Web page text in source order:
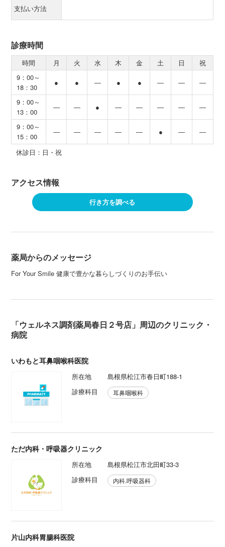
支払い方法
診療時間
時間 月 火 水 木 金 土 日
祝
9：00～
18：30
● ● ― ● ● ― ― ―
9：00～
13：00
― ― ● ― ― ― ― ―
9：00～
15：00
― ― ― ― ― ● ― ―
休診日：日・祝
アクセス情報
行き方を調べる
薬局からのメッセージ
For Your Smile 健康で豊かな暮らしづくりのお手伝い
「ウェルネス調剤薬局春日２号店」周辺のクリニック・
病院
いわもと耳鼻咽喉科医院
所在地
島根県松江市春日町188-1
診療科目
耳鼻咽喉科
ただ内科・呼吸器クリニック
所在地
島根県松江市北田町33-3
診療科目
内科.呼吸器科
片山内科胃腸科医院